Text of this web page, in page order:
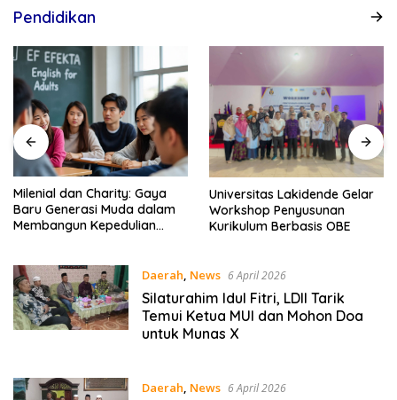
Pendidikan
Milenial dan Charity: Gaya
Baru Generasi Muda dalam
Membangun Kepedulian
Universitas Lakidende Gelar
Workshop Penyusunan
Kurikulum Berbasis OBE
Daerah, News 6 April 2026
Silaturahim Idul Fitri, LDII Tarik
Temui Ketua MUI dan Mohon Doa
untuk Munas X
Daerah, News 6 April 2026